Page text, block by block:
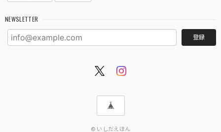
NEWSLETTER
登録
© いしだえほん